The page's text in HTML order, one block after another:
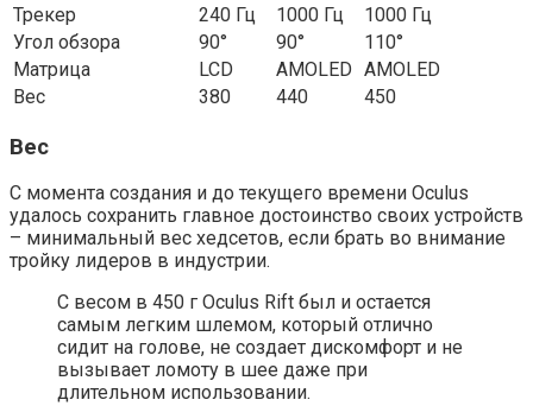
Трекер
240 Гц 1000 Гц
1000 Гц
Угол обзора
90° 90°
110°
Матрица
LCD AMOLED AMOLED
Вес
380 440 450
Вес
С момента создания и до текущего времени Oculus
удалось сохранить главное достоинство своих устройств
– минимальный вес хедсетов, если брать во внимание
тройку лидеров в индустрии.
С весом в 450 г Oculus Rift был и остается
самым легким шлемом, который отлично
сидит на голове, не создает дискомфорт и не
вызывает ломоту в шее даже при
длительном использовании.